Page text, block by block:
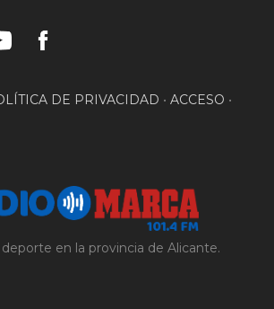
DE PRIVACIDAD • ACCESO •
deporte en la provincia de Alicante.